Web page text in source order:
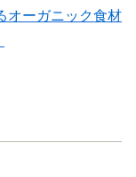
オーガニック食材